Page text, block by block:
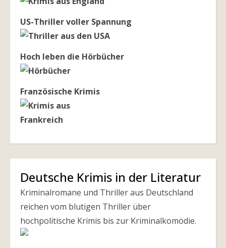
US-Thriller voller Spannung
Hoch leben die Hörbücher
Französische Krimis
Deutsche Krimis in der Literatur
Kriminalromane und Thriller aus Deutschland
reichen vom blutigen Thriller über
hochpolitische Krimis bis zur Kriminalkomödie.